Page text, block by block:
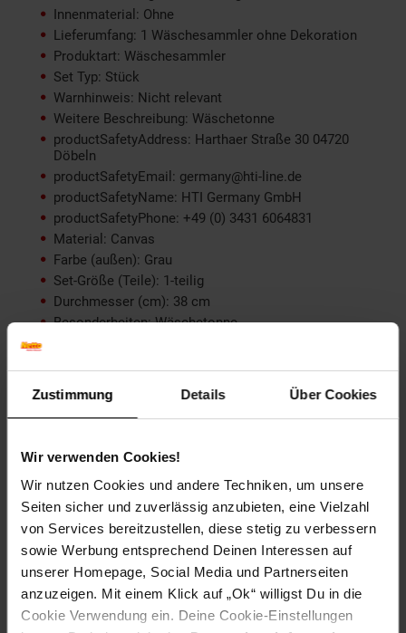
Zustimmung Details Über Cookies
Wir verwenden Cookies!
Wir nutzen Cookies und andere Techniken, um unsere
Seiten sicher und zuverlässig anzubieten, eine Vielzahl
von Services bereitzustellen, diese stetig zu verbessern
sowie Werbung entsprechend Deinen Interessen auf
unserer Homepage, Social Media und Partnerseiten
anzuzeigen. Mit einem Klick auf „Ok“ willigst Du in die
Cookie Verwendung ein. Deine Cookie-Einstellungen
Innenmaterial: Ohne
Lieferumfang: 1 Wäschesammler ohne Dekoration
Produktart: Wäschesammler
Set Typ: Stück
Warnhinweis: Nicht relevant
Weitere Beschreibung: Wäschetonne
productSafetyAddress: Harthaer Straße 30 04720
Döbeln
productSafetyEmail: germany@hti-line.de
productSafetyName: HTI Germany GmbH
productSafetyPhone: +49 (0) 3431 6064831
Material: Canvas
Farbe (außen): Grau
Set-Größe (Teile): 1-teilig
Durchmesser (cm): 38 cm
Besonderheiten: Wäschetonne
Material Bezugsstoff: Canvas
Artikelnummer: 2205002000
EAN: 4250648959499
Artikel gehört zur Kategorie:Weiteres Schlafzimmer-
Zubehör